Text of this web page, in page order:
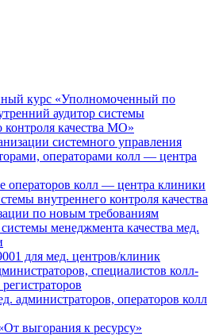
курс «Уполномоченный по
аудитор системы
контроля качества МО»
системного управления
операторами колл — центра
операторов колл — центра клиники
внутреннего контроля качества
по новым требованиям
менеджмента качества мед.
для мед. центров/клиник
специалистов колл-
администраторов, операторов колл
выгорания к ресурсу»